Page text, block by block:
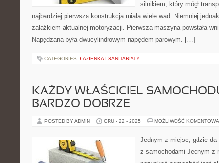
silnikiem, który mógł
najbardziej pierwsza konstrukcja miała wiele wad. Niemniej
zalążkiem aktualnej motoryzacji. Pierwsza maszyna powstała
Napędzana była dwucylindrowym napędem parowym. […]
CATEGORIES: ŁAZIENKA I SANITARIATY
KAŻDY WŁAŚCICIEL
BARDZO DOBRZE
POSTED BY ADMIN GRU - 22 - 2025 MOŻLIWOŚĆ
Jednym z miejsc, gdzie
z samochodami Jednym z